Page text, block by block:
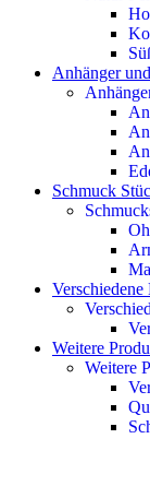
Anhänger
Schmuck
Weitere
Weitere